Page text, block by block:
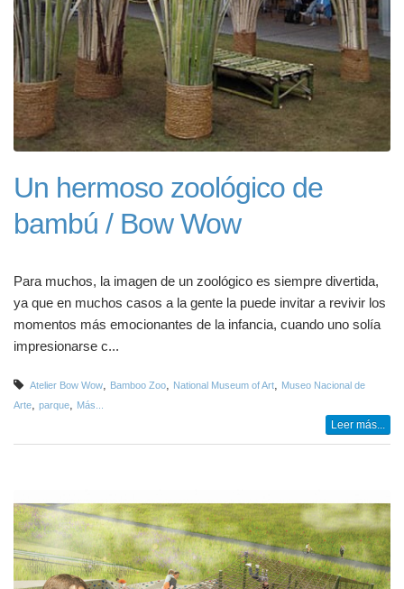
Un hermoso zoológico de
bambú / Bow Wow
Para muchos, la imagen de un zoológico es siempre divertida,
ya que en muchos casos a la gente la puede invitar a revivir los
momentos más emocionantes de la infancia, cuando uno solía
impresionarse c...
Atelier Bow Wow Bamboo Zoo National Museum of Art
Museo Nacional de
Arte
parque Más...
Leer más...